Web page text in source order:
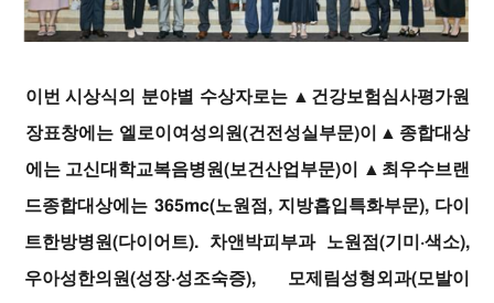
이번 시상식의 분야별 수상자로는 ▲건강보험심사평가원
장표창에는 엘로이여성의원(건전성실부문)이▲종합대상
에는 고신대학교복음병원(보건산업부문)이 ▲최우수브랜
드종합대상에는 365mc(노원점, 지방흡입특화부문), 다이
트한방병원(다이어트). 차앤박피부과 노원점(기미·색소),
우아성한의원(성장·성조숙증), 모제림성형외과(모발이